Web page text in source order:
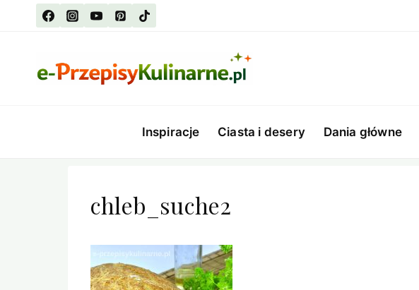
Inspiracje Ciasta i desery Dania główne
chleb_suche2